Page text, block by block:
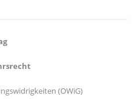
(OWiG)